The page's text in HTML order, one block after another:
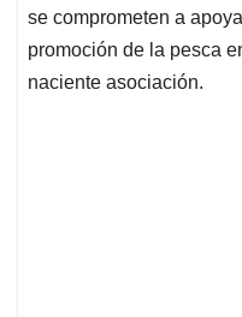
se comprometen a
promoción de la pesca
naciente asociación.